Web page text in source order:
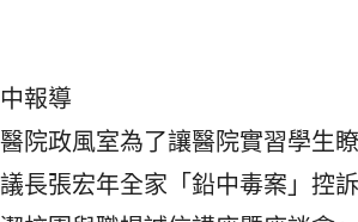
報導
院政風室為了讓醫院實習學生
長張宏年全家「鉛中毒案」控